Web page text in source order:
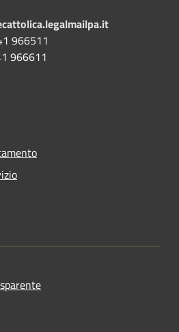
966511
966611